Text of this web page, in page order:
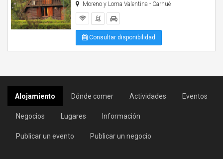
Moreno y Loma Valentina - Carhué
Consultar disponibilidad
Alojamiento Dónde comer Actividades Eventos
Negocios Lugares Información
Publicar un evento Publicar un negocio